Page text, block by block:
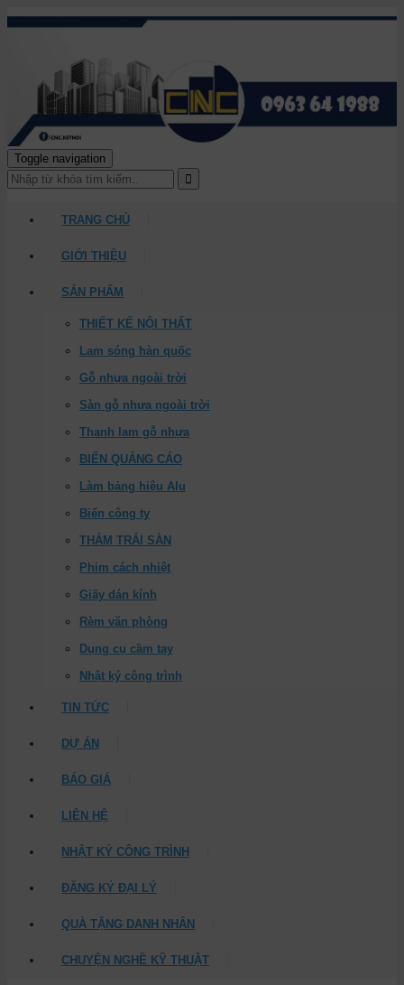
Toggle navigation
TRANG CHỦ
GIỚI THIỆU
SẢN PHẨM
THIẾT KẾ NỘI THẤT
Lam sóng hàn quốc
Gỗ nhựa ngoài trời
Sàn gỗ nhựa ngoài trời
Thanh lam gỗ nhựa
BIỂN QUẢNG CÁO
Làm bảng hiệu Alu
Biển công ty
THẢM TRẢI SÀN
Phim cách nhiệt
Giấy dán kính
Rèm văn phòng
Dụng cụ cầm tay
Nhật ký công trình
TIN TỨC
DỰ ÁN
BÁO GIÁ
LIÊN HỆ
NHẬT KÝ CÔNG TRÌNH
ĐĂNG KÝ ĐẠI LÝ
QUÀ TẶNG DANH NHÂN
CHUYỆN NGHỀ KỸ THUẬT